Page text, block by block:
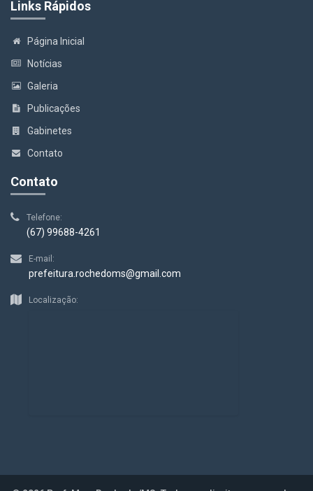
Links Rápidos
Página Inicial
Notícias
Galeria
Publicações
Gabinetes
Contato
Contato
Telefone:
(67) 99688-4261
E-mail:
prefeitura.rochedoms@gmail.com
Localização: